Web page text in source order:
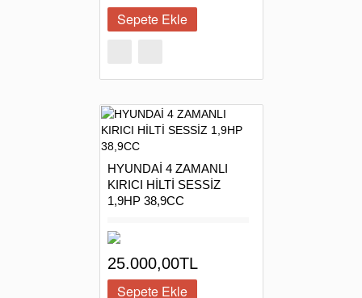
HYUNDAİ 4 ZAMANLI
KIRICI HİLTİ SESSİZ
1,9HP 38,9CC
25.000,00TL